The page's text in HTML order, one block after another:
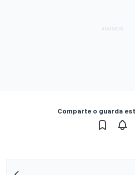
Comparte o guarda